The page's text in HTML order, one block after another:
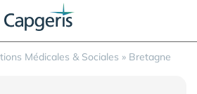
Médicales & Sociales » Bretagne